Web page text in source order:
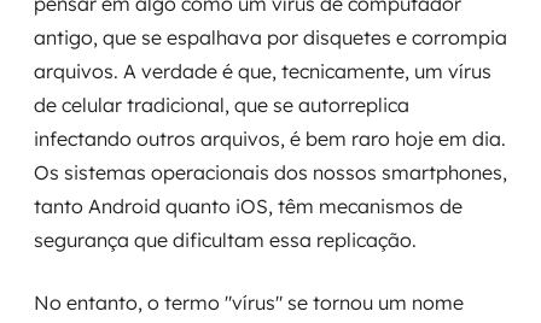
DevSecOps
MSS
Consultoria de segurança
Simulação de Phishing
Segurança de aplicações e Cloud
antigo, que se espalhava por disquetes e corrompia
arquivos. A verdade é que, tecnicamente, um vírus
de celular tradicional, que se autorreplica
infectando outros arquivos, é bem raro hoje em dia.
Os sistemas operacionais dos nossos smartphones,
tanto Android quanto iOS, têm mecanismos de
segurança que dificultam essa replicação.
No entanto, o termo "vírus" se tornou um nome